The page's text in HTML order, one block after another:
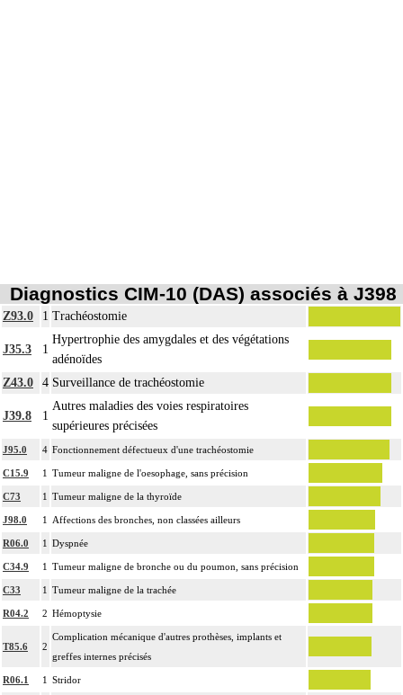
Diagnostics CIM-10 (DAS) associés à J398
Z93.0 1 Trachéostomie
J35.3 1
Hypertrophie des amygdales et des végétations
adénoïdes
Z43.0
4 Surveillance de trachéostomie
J39.8 1
Autres maladies des voies respiratoires
supérieures précisées
J95.0 4 Fonctionnement défectueux d'une trachéostomie
C15.9 1 Tumeur maligne de l'oesophage, sans précision
C73 1 Tumeur maligne de la thyroïde
J98.0 1 Affections des bronches, non classées ailleurs
R06.0 1 Dyspnée
C34.9 1 Tumeur maligne de bronche ou du poumon, sans précision
C33 1 Tumeur maligne de la trachée
R04.2 2 Hémoptysie
T85.6 2
Complication mécanique d'autres prothèses, implants et
greffes internes précisés
R06.1 1 Stridor